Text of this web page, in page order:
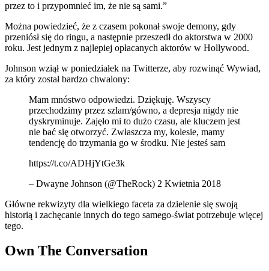
przez to i przypomnieć im, że nie są sami.”
Można powiedzieć, że z czasem pokonał swoje demony, gdy
przeniósł się do ringu, a następnie przeszedł do aktorstwa w 2000
roku. Jest jednym z najlepiej opłacanych aktorów w Hollywood.
Johnson wziął w poniedziałek na Twitterze, aby rozwinąć Wywiad,
za który został bardzo chwalony:
Mam mnóstwo odpowiedzi. Dziękuję. Wszyscy
przechodzimy przez szlam/gówno, a depresja nigdy nie
dyskryminuje. Zajęło mi to dużo czasu, ale kluczem jest
nie bać się otworzyć. Zwłaszcza my, kolesie, mamy
tendencję do trzymania go w środku. Nie jesteś sam
https://t.co/ADHjYtGe3k
– Dwayne Johnson (@TheRock) 2 Kwietnia 2018
Główne rekwizyty dla wielkiego faceta za dzielenie się swoją
historią i zachęcanie innych do tego samego-świat potrzebuje więcej
tego.
Own The Conversation